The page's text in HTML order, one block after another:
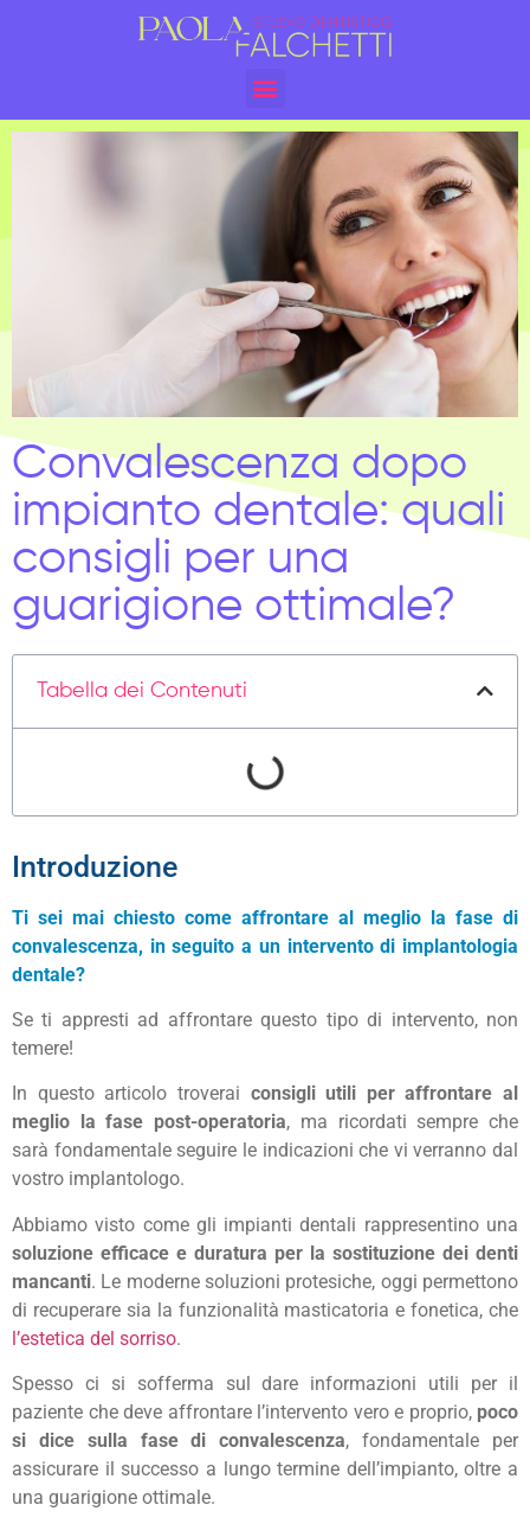
Convalescenza dopo
impianto dentale: quali
consigli per una
guarigione ottimale?
Tabella dei Contenuti
Introduzione
Ti sei mai chiesto come affrontare al meglio la fase di
convalescenza, in seguito a un intervento di implantologia
dentale?
Se ti appresti ad affrontare questo tipo di intervento, non
temere!
In questo articolo troverai consigli utili per affrontare al
meglio la fase post-operatoria, ma ricordati sempre che
sarà fondamentale seguire le indicazioni che vi verranno dal
vostro implantologo.
Abbiamo visto come gli impianti dentali rappresentino una
soluzione efficace e duratura per la sostituzione dei denti
mancanti. Le moderne soluzioni protesiche, oggi permettono
di recuperare sia la funzionalità masticatoria e fonetica, che
l’estetica del sorriso.
Spesso ci si sofferma sul dare informazioni utili per il
paziente che deve affrontare l’intervento vero e proprio, poco
si dice sulla fase di convalescenza, fondamentale per
assicurare il successo a lungo termine dell’impianto, oltre a
una guarigione ottimale.